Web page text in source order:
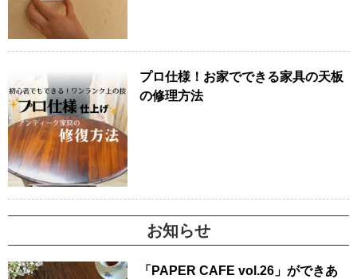
プロ仕様！お家でできる家具の天板
の修理方法
お知らせ
「PAPER CAFE vol.26」ができあ